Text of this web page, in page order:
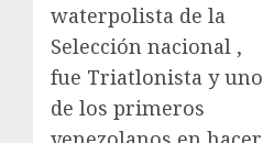
waterpolista de la
Selección nacional ,
fue Triatlonista y uno
de los primeros